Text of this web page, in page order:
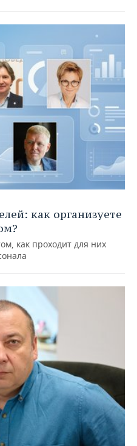
как организуете
как проходит для них